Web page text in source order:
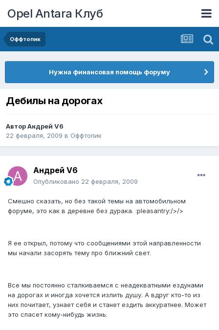
Opel Antara Клуб
Оффтопик
Нужна финансовая помощь форуму
Дебилы на дорогах
АвторАндрей V6
22 февраля, 2009 в Оффтопик
Андрей V6
Опубликовано 22 февраля, 2009
Смешно сказать, но без такой темы на автомобильном
форуме, это как в деревне без дурака. :pleasantry:/>/>
Я ее открыл, потому что сообщениями этой направленности
мы начали засорять тему про ближний свет.
Все мы постоянно сталкиваемся с неадекватными ездунами
на дорогах и иногда хочется излить душу. А вдруг кто-то из
них почитает, узнает себя и станет ездить аккуратнее. Может
это спасет кому-нибудь жизнь.